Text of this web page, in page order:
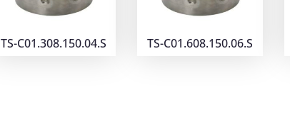
TS-C01.308.150.04.S TS-C01.608.150.06.S